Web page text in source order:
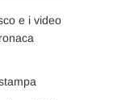
e i video